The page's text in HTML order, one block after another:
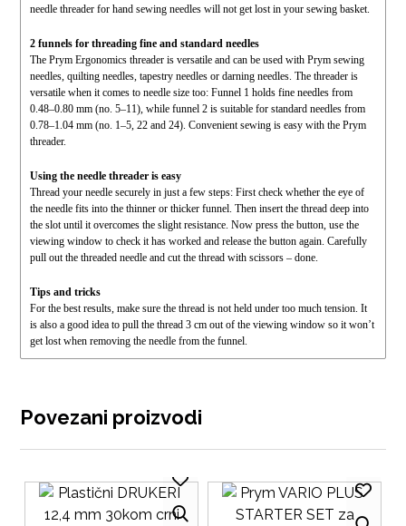
needle threader for hand sewing needles will not get lost in your sewing basket.
2 funnels for threading fine and standard needles
The Prym Ergonomics threader is versatile and can be used with Prym sewing
needles, quilting needles, tapestry needles or darning needles. The threader is
versatile when it comes to needle size too: Funnel 1 holds fine needles from
0.48–0.80 mm (no. 5–11), while funnel 2 is suitable for standard needles from
0.78–1.04 mm (no. 1–5, 22 and 24). Convenient sewing is easy with the Prym
threader.
Using the needle threader is easy
Thread your needle securely in just a few steps: First check whether the eye of
the needle fits into the thinner or thicker funnel. Then insert the thread deep into
the slot until it overcomes the slight resistance. Now press the button, use the
viewing window to check it has worked and release the button again. Carefully
pull out the threaded needle and cut the thread with scissors – done.
Tips and tricks
For the best results, make sure the thread is not held under too much tension. It
is also a good idea to pull the thread 3 cm out of the viewing window so it won’t
get lost when removing the needle from the funnel.
Povezani proizvodi